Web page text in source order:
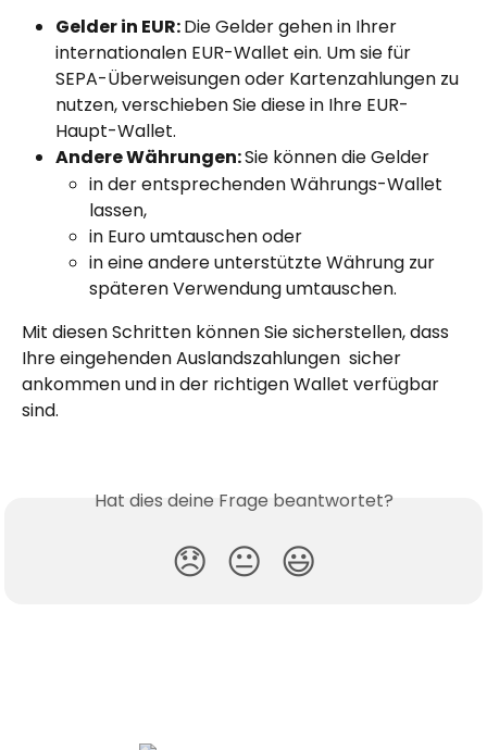
Gelder in EUR: Die Gelder gehen in Ihrer
internationalen EUR-Wallet ein. Um sie für
SEPA-Überweisungen oder Kartenzahlungen zu
nutzen, verschieben Sie diese in Ihre EUR-
Haupt-Wallet.
Andere Währungen: Sie können die Gelder
in der entsprechenden Währungs-Wallet
lassen,
in Euro umtauschen oder
in eine andere unterstützte Währung zur
späteren Verwendung umtauschen.
Mit diesen Schritten können Sie sicherstellen, dass
Ihre eingehenden Auslandszahlungen  sicher
ankommen und in der richtigen Wallet verfügbar
sind.
Hat dies deine Frage beantwortet?
😞 😐 😃